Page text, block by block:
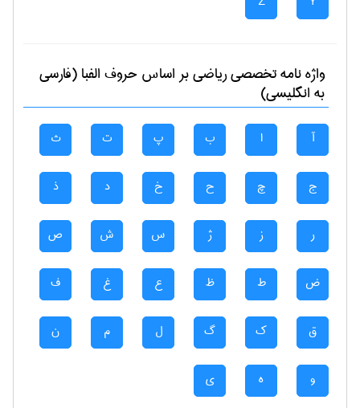
واژه نامه تخصصیرياضیبر اساس حروف الفبا (فارسی
به انگلیسی)
آ ا ب پ ت ث
ج چ ح خ د ذ
ر ز ژ س ش ص
ض ط ظ ع غ ف
ق ک گ ل م ن
و ه ی